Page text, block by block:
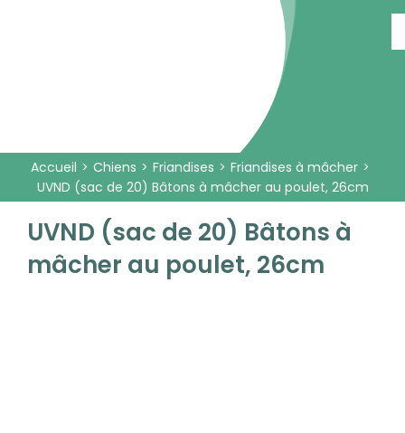
Accueil Chiens Friandises
Friandises à mâcher
UVND (sac de 20) Bâtons à mâcher au poulet, 26cm
UVND (sac de 20) Bâtons à
mâcher au poulet, 26cm